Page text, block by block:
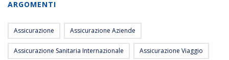
ARGOMENTI
Assicurazione Assicurazione Aziende
Assicurazione Sanitaria Internazionale Assicurazione Viaggio